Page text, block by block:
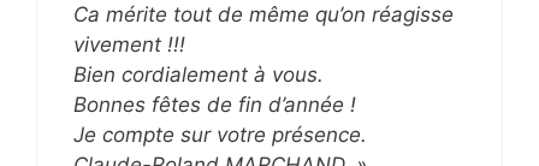
Ca mérite tout de même qu’on réagisse
vivement !!!
Bien cordialement à vous.
Bonnes fêtes de fin d’année !
Je compte sur votre présence.